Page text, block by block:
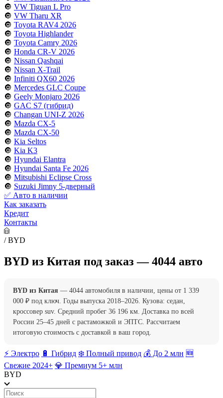
🔘 VW Tiguan L Pro
🔘 VW Tharu XR
🔘 Toyota RAV4 2026
🔘 Toyota Highlander
🔘 Toyota Camry 2026
🔘 Honda CR-V 2026
🔘 Nissan Qashqai
🔘 Nissan X-Trail
🔘 Infiniti QX60 2026
🔘 Mercedes GLC Coupe
🔘 Geely Monjaro 2026
🔘 GAC S7 (гибрид)
🔘 Changan UNI-Z 2026
🔘 Mazda CX-5
🔘 Mazda CX-50
🔘 Kia Seltos
🔘 Kia K3
🔘 Hyundai Elantra
🔘 Hyundai Santa Fe 2026
🔘 Mitsubishi Eclipse Cross
🔘 Suzuki Jimny 5-дверный
✅ Авто в наличии
Как заказать
Кредит
Контакты
/BYD
BYD из Китая под заказ — 4044 авто
BYD из Китая — 4044 автомобиля в наличии, цены от 1 339
000 ₽ под ключ. Годы выпуска 2018–2026. Кузова: седан,
кроссовер suv. Средний пробег 36 196 км. Доставка по всей
России 25–45 дней с растаможкой и ЭПТС. Рассчитаем
итоговую стоимость с доставкой в ваш город.
⚡️ Электро 🔋 Гибрид ❄️ Полный привод 💰 До 2 млн 🆕
Свежие 2024+ 💎 Премиум 5+ млн
BYD